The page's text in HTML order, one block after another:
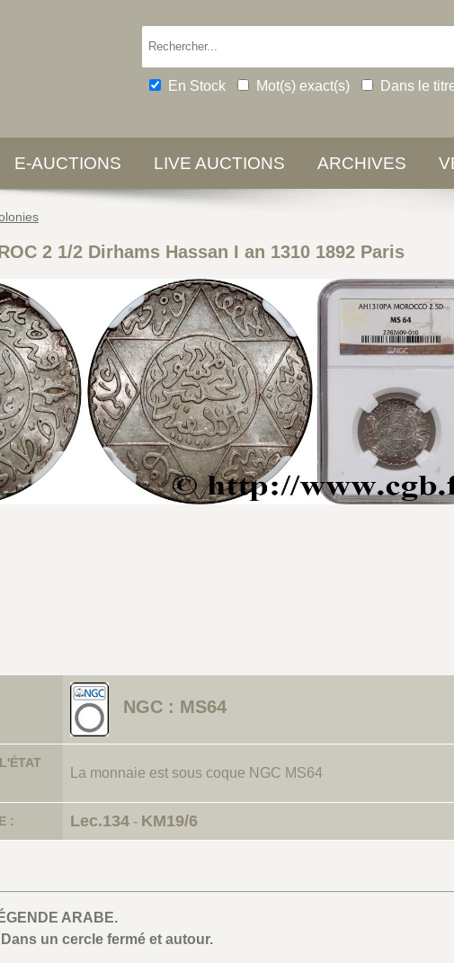
En Stock Mot(s) exact(s) Dans le
E-AUCTIONS LIVE AUCTIONS ARCHIVES
2 1/2 Dirhams Hassan I an 1310 1892 Paris
NGC : MS64
La monnaie est sous coque NGC MS64
: Lec.134 - KM19/6
ARABE.
Dans un cercle fermé et autour.